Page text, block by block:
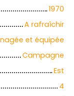
1970
A rafraîchir
et équipée
Campagne
Est
4